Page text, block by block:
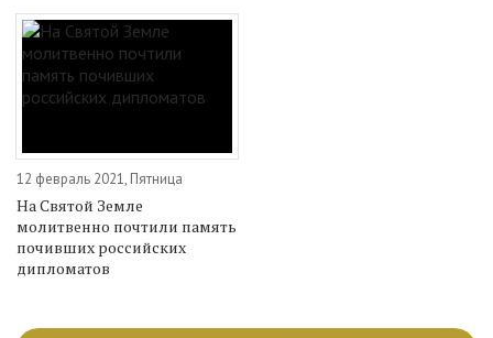
12 февраль 2021, Пятница
На Святой Земле
молитвенно почтили память
почивших российских
дипломатов